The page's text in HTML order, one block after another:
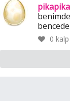
0 kalp